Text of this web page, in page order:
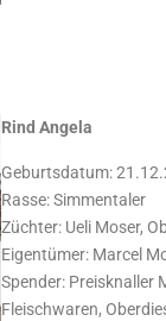
Rind Angela
Geburtsdatum:
Rasse: Simmentaler
Züchter: Ueli Moser,
Eigentümer: Marcel
Spender: Preisknaller
Fleischwaren,